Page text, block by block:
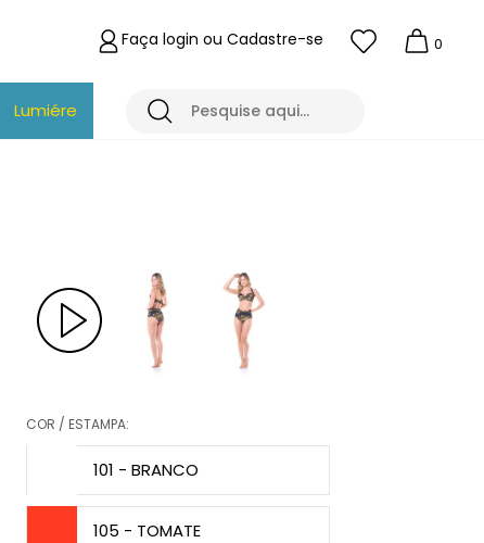
Faça login ou Cadastre-se 0
Lumiére
COR / ESTAMPA:
101 - BRANCO
105 - TOMATE